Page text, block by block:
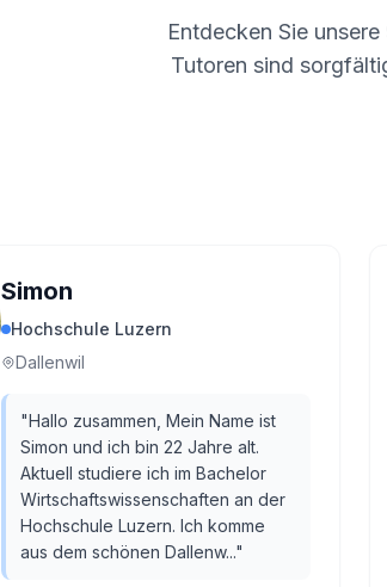
Entdecken Sie unsere
Tutoren sind
Simon
Hochschule Luzern
Dallenwil
"Hallo zusammen, Mein Name ist
Simon und ich bin 22 Jahre alt.
Aktuell studiere ich im Bachelor
Wirtschaftswissenschaften an der
Hochschule Luzern. Ich komme
aus dem schönen Dallenw..."